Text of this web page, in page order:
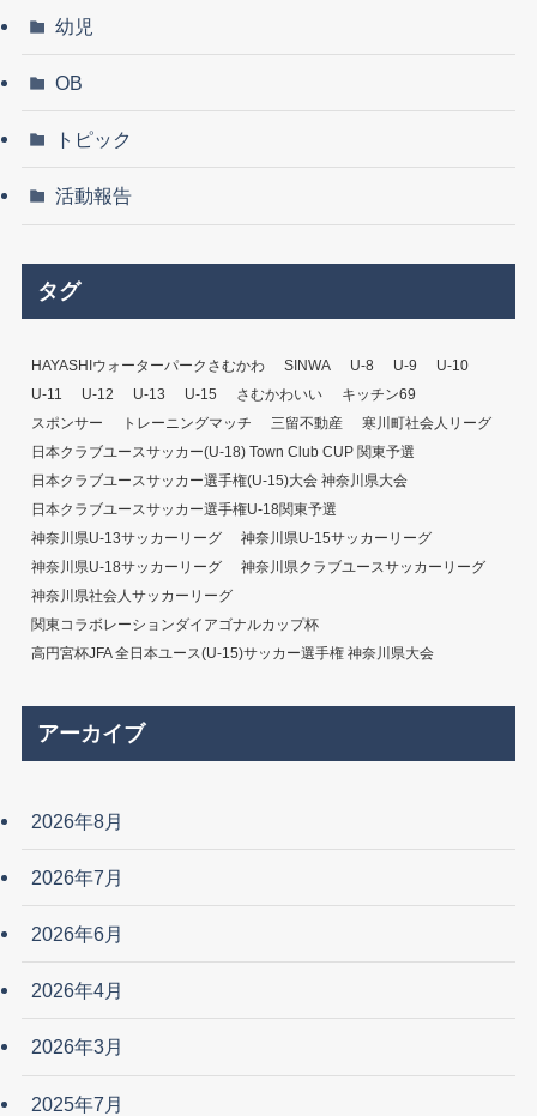
幼児
OB
トピック
活動報告
タグ
HAYASHIウォーターパークさむかわ SINWA U-8 U-9
U-10
U-11
U-12 U-13 U-15 さむかわいい
キッチン69
スポンサー
トレーニングマッチ 三留不動産
寒川町社会人リーグ
日本クラブユースサッカー(U-18) Town Club CUP 関東予選
日本クラブユースサッカー選手権(U-15)大会 神奈川県大会
日本クラブユースサッカー選手権U-18関東予選
神奈川県U-13サッカーリーグ
神奈川県U-15サッカーリーグ
神奈川県U-18サッカーリーグ
神奈川県クラブユースサッカーリーグ
神奈川県社会人サッカーリーグ
関東コラボレーションダイアゴナルカップ杯
高円宮杯JFA 全日本ユース(U-15)サッカー選手権 神奈川県大会
アーカイブ
2026年8月
2026年7月
2026年6月
2026年4月
2026年3月
2025年7月